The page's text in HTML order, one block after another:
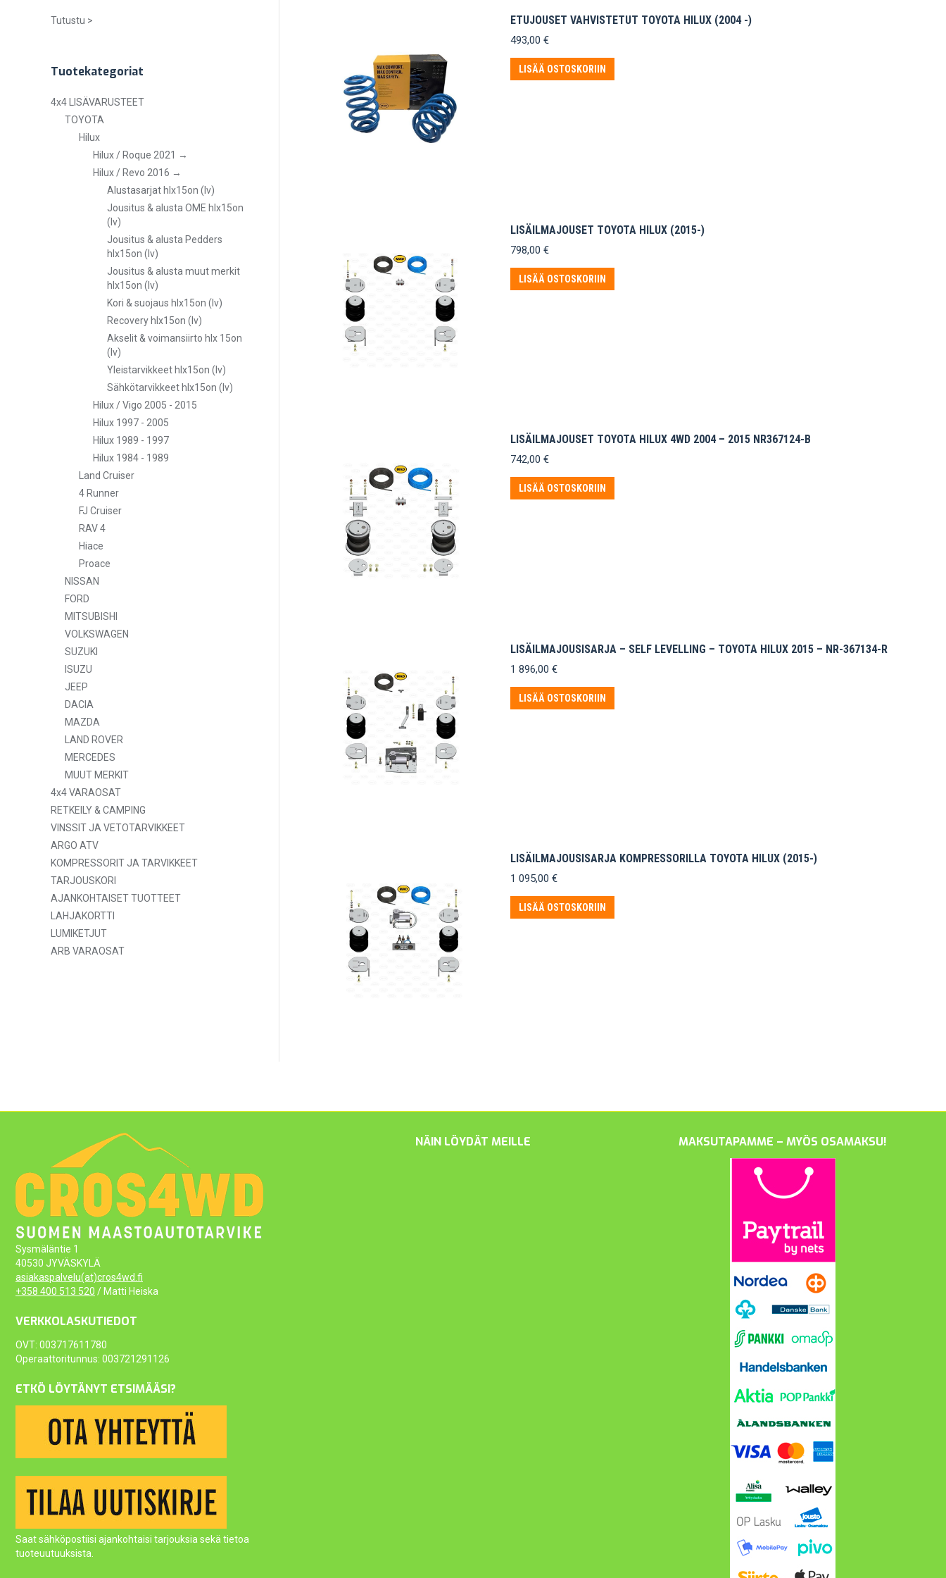
ETUJOUSET VAHVISTETUT TOYOTA HILUX (2004 -)
493,00 €
LISÄÄ OSTOSKORIIN
LISÄILMAJOUSET TOYOTA HILUX (2015-)
798,00 €
LISÄÄ OSTOSKORIIN
LISÄILMAJOUSET TOYOTA HILUX 4WD 2004 – 2015 NR367124-B
742,00 €
LISÄÄ OSTOSKORIIN
LISÄILMAJOUSISARJA – SELF LEVELLING – TOYOTA HILUX 2015 – NR-367134-R
1 896,00 €
LISÄÄ OSTOSKORIIN
LISÄILMAJOUSISARJA KOMPRESSORILLA TOYOTA HILUX (2015-)
1 095,00 €
LISÄÄ OSTOSKORIIN
Tutustu >
Tuotekategoriat
4x4 LISÄVARUSTEET
TOYOTA
Hilux
Hilux / Roque 2021 →
Hilux / Revo 2016 →
Alustasarjat hlx15on (lv)
Jousitus & alusta OME hlx15on
(lv)
Jousitus & alusta Pedders
hlx15on (lv)
Jousitus & alusta muut merkit
hlx15on (lv)
Kori & suojaus hlx15on (lv)
Recovery hlx15on (lv)
Akselit & voimansiirto hlx 15on
(lv)
Yleistarvikkeet hlx15on (lv)
Sähkötarvikkeet hlx15on (lv)
Hilux / Vigo 2005 - 2015
Hilux 1997 - 2005
Hilux 1989 - 1997
Hilux 1984 - 1989
Land Cruiser
4 Runner
FJ Cruiser
RAV 4
Hiace
Proace
NISSAN
FORD
MITSUBISHI
VOLKSWAGEN
SUZUKI
ISUZU
JEEP
DACIA
MAZDA
LAND ROVER
MERCEDES
MUUT MERKIT
4x4 VARAOSAT
RETKEILY & CAMPING
VINSSIT JA VETOTARVIKKEET
ARGO ATV
KOMPRESSORIT JA TARVIKKEET
TARJOUSKORI
AJANKOHTAISET TUOTTEET
LAHJAKORTTI
LUMIKETJUT
ARB VARAOSAT
Sysmäläntie 1
40530 JYVÄSKYLÄ
asiakaspalvelu(at)cros4wd.fi
+358 400 513 520 / Matti Heiska
VERKKOLASKUTIEDOT
OVT: 003717611780
Operaattoritunnus: 003721291126
ETKÖ LÖYTÄNYT ETSIMÄÄSI?
Saat sähköpostiisi ajankohtaisi tarjouksia sekä tietoa
tuoteuutuuksista.
NÄIN LÖYDÄT MEILLE MAKSUTAPAMME – MYÖS OSAMAKSU!